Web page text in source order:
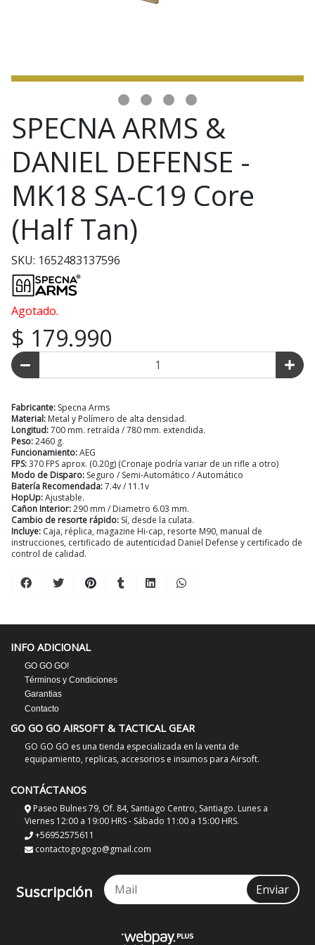
SPECNA ARMS &
DANIEL DEFENSE -
MK18 SA-C19 Core
(Half Tan)
SKU: 1652483137596
Agotado.
$ 179.990
Fabricante: Specna Arms
Material: Metal y Polímero de alta densidad.
Longitud:700 mm. retraída / 780 mm. extendida.
Peso:2460 g.
Funcionamiento:AEG
FPS:370 FPS aprox. (0.20g) (Cronaje podría variar de un rifle a otro)
Modo de Disparo: Seguro / Semi-Automático / Automático
Batería Recomendada:7.4v / 11.1v
HopUp:Ajustable.
Cañon Interior:290 mm / Diametro 6.03 mm.
Cambio de resorte rápido: Sí, desde la culata.
Incluye: Caja, réplica, magazine Hi-cap, resorte M90, manual de
instrucciones, certificado de autenticidad Daniel Defense y certificado de
control de calidad.
INFO ADICIONAL
GO GO GO!
Términos y Condiciones
Garantias
Contacto
GO GO GO AIRSOFT & TACTICAL GEAR
GO GO GO es una tienda especializada en la venta de
equipamiento, replicas, accesorios e insumos para Airsoft.
CONTÁCTANOS
Paseo Bulnes 79, Of. 84, Santiago Centro, Santiago. Lunes a
Viernes 12:00 a 19:00 HRS - Sábado 11:00 a 15:00 HRS.
+56952575611
contactogogogo@gmail.com
Suscripción Enviar